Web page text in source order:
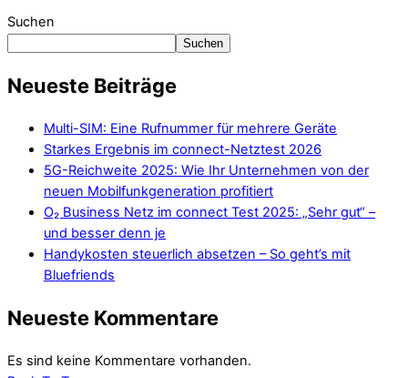
Suchen
Suchen
Neueste Beiträge
Multi-SIM: Eine Rufnummer für mehrere Geräte
Starkes Ergebnis im connect-Netztest 2026
5G-Reichweite 2025: Wie Ihr Unternehmen von der
neuen Mobilfunkgeneration profitiert
O₂ Business Netz im connect Test 2025: „Sehr gut“ –
und besser denn je
Handykosten steuerlich absetzen – So geht’s mit
Bluefriends
Neueste Kommentare
Es sind keine Kommentare vorhanden.